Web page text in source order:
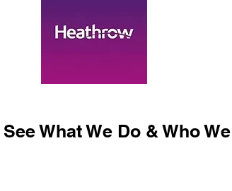
What We Do & Who